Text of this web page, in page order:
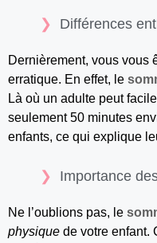
Différences
Dernièrement, vous vous
erratique. En effet, le
Là où un adulte peut
seulement 50 minutes
enfants, ce qui explique
Importance
Ne l’oublions pas, le
physique de votre enfant.